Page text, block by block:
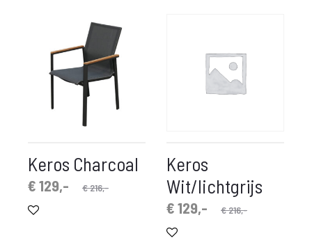
Keros Charcoal
€216,-
€129,-
prijs
Keros
Wit/lichtgrijs
€216,-
Oorspronkelijke
€129,-
Huidige
prijs